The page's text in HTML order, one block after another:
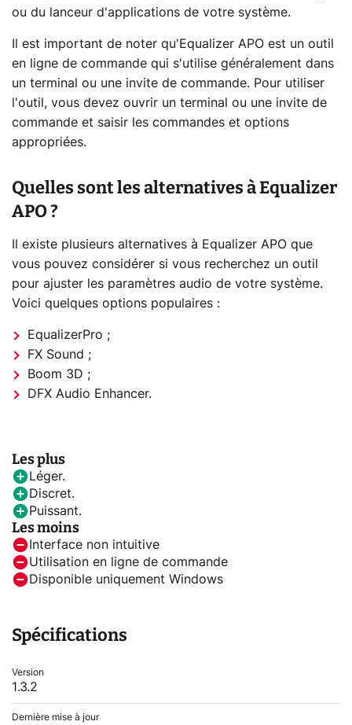
ou du lanceur d'applications de votre système.
Il est important de noter qu'Equalizer APO est un outil
en ligne de commande qui s'utilise généralement dans
un terminal ou une invite de commande. Pour utiliser
l'outil, vous devez ouvrir un terminal ou une invite de
commande et saisir les commandes et options
appropriées.
Quelles sont les alternatives à Equalizer
APO ?
Il existe plusieurs alternatives à Equalizer APO que
vous pouvez considérer si vous recherchez un outil
pour ajuster les paramètres audio de votre système.
Voici quelques options populaires :
EqualizerPro ;
FX Sound ;
Boom 3D ;
DFX Audio Enhancer.
Les plus
Léger.
Discret.
Puissant.
Les moins
Interface non intuitive
Utilisation en ligne de commande
Disponible uniquement Windows
Spécifications
Version
1.3.2
Dernière mise à jour